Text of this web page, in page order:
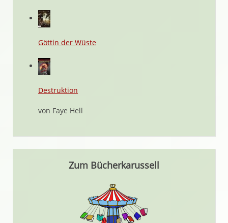
Göttin der Wüste
Destruktion
von Faye Hell
Zum Bücherkarussell